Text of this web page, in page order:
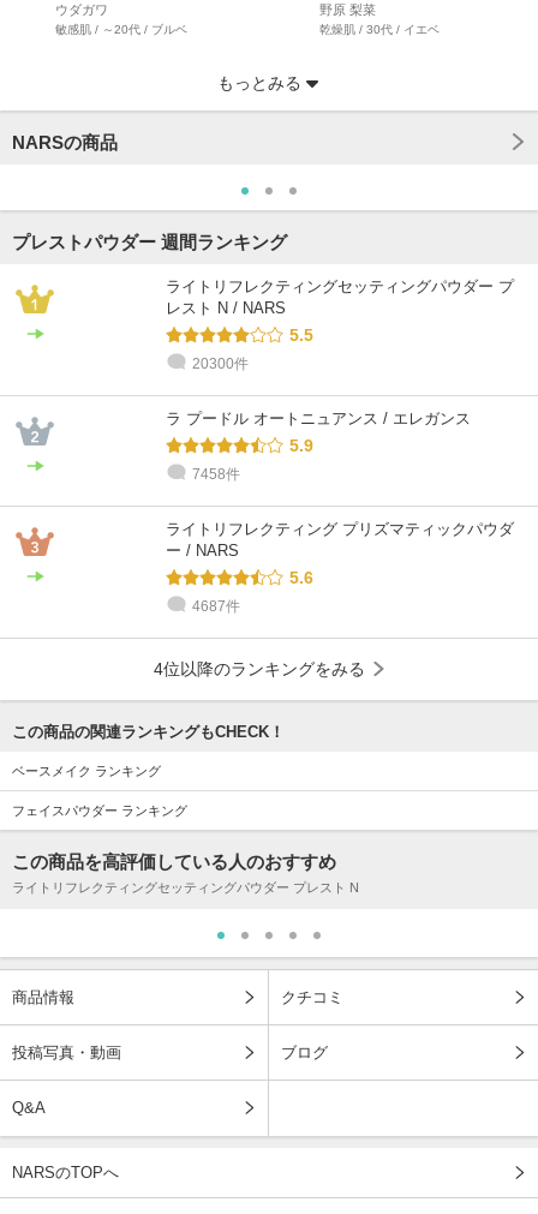
ウダガワ
敏感肌 / ～20代 / ブルベ
野原 梨菜
乾燥肌 / 30代 / イエベ
@cosme STORE スタッフ
敏感肌 / ～20代 / ブルベ 敏感肌 / ～20代 / ブルベ
@cosme STORE スタッフ
乾燥肌 / 30代 / ブルベ 乾燥肌 / 30代 / ブルベ
@cosme STORE スタッフ
乾燥肌 / ～20代 / ブルベ 乾燥肌 / 30代 / イエベ
もっとみる
NARSの商品
プレストパウダー 週間ランキング
ライトリフレクティングセッティングパウダー プ
レスト N / NARS
5.5
20300件
ラ プードル オートニュアンス / エレガンス
5.9
7458件
ライトリフレクティング プリズマティックパウダ
ー / NARS
5.6
4687件
4位以降のランキングをみる
この商品の関連ランキングもCHECK！
ベースメイク ランキング
フェイスパウダー ランキング
この商品を高評価している人のおすすめ
ライトリフレクティングセッティングパウダー プレスト N
商品情報 クチコミ
投稿写真・動画 ブログ
Q&A
NARSのTOPへ